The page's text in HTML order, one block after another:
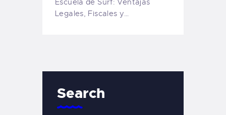
Escuela de Surf: Ventajas
Legales, Fiscales y…
Search